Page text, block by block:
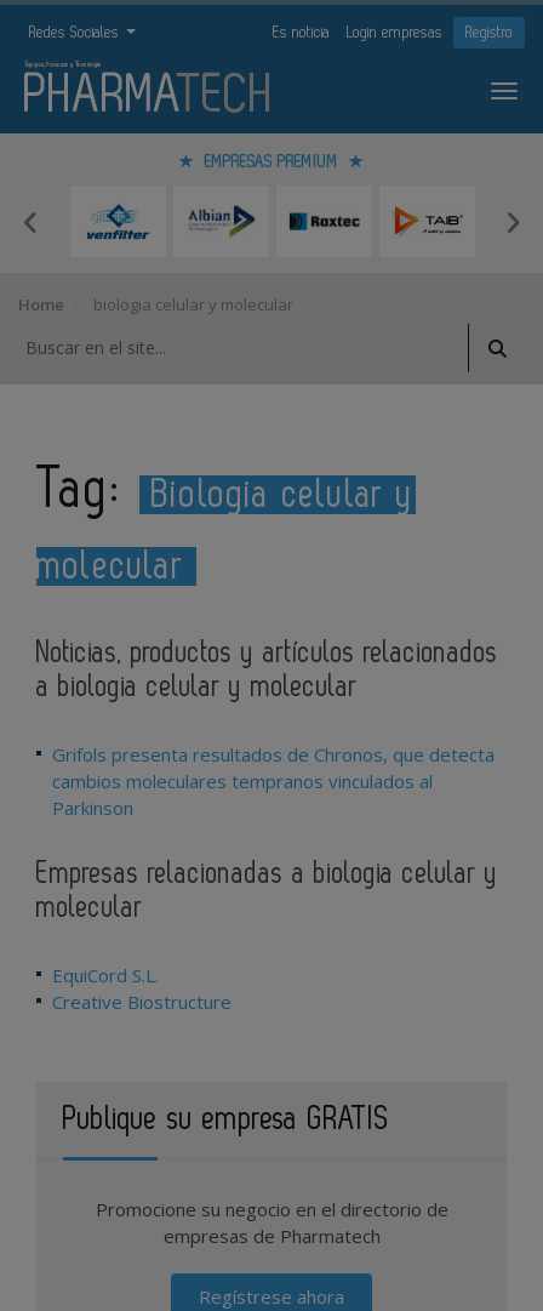
Redes Sociales Es noticia Login empresas Registro
EMPRESAS PREMIUM
Home biologia celular y molecular
Tag:
Biologia celular y
molecular
Noticias, productos y artículos relacionados
a biologia celular y molecular
Grifols presenta resultados de Chronos, que detecta
cambios moleculares tempranos vinculados al
Parkinson
Empresas relacionadas a biologia celular y
molecular
EquiCord S.L.
Creative Biostructure
Publique su empresa GRATIS
Promocione su negocio en el directorio de
empresas de Pharmatech
Regístrese ahora